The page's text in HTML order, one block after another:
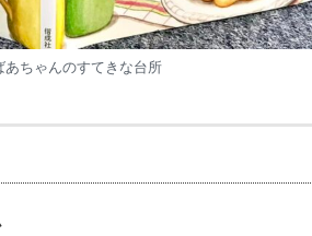
あちゃんのすてきな台所